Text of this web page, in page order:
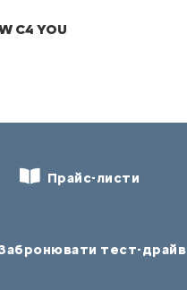
C4 YOU
Прайс-листи
тест-драйв